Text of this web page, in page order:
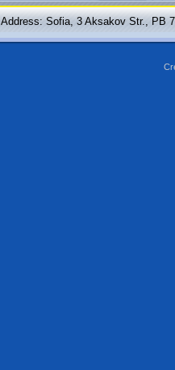
Address: Sofia, 3 Aksakov Str., PB